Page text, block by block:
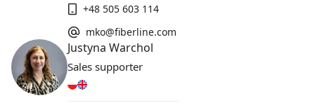
+48 505 603 114
mko@fiberline.com
Justyna Warchol
Sales supporter